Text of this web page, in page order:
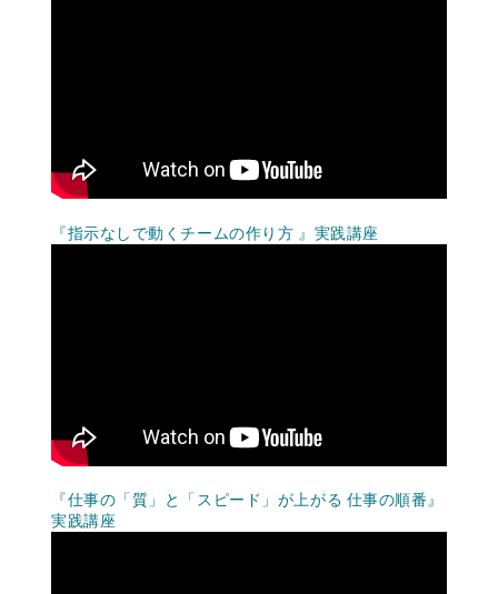
『指示なしで動くチームの作り方 』実践講座
『仕事の「質」と「スピード」が上がる 仕事の順番』
実践講座